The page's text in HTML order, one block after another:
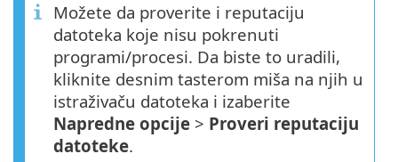
Možete da proverite i reputaciju
datoteka koje nisu pokrenuti
programi/procesi. Da biste to uradili,
kliknite desnim tasterom miša na njih u
istraživaču datoteka i izaberite
Napredne opcije > Proveri reputaciju
datoteke.